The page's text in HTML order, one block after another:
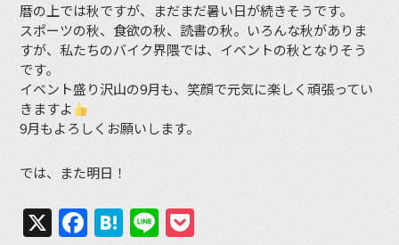
暦の上では秋ですが、まだまだ暑い日が続きそうです。
スポーツの秋、食欲の秋、読書の秋。いろんな秋がありま
すが、私たちのバイク界隈では、イベントの秋となりそう
です。
イベント盛り沢山の9月も、笑顔で元気に楽しく頑張ってい
きますよ
9月もよろしくお願いします。
では、また明日！
X Facebook
Hatena
Line